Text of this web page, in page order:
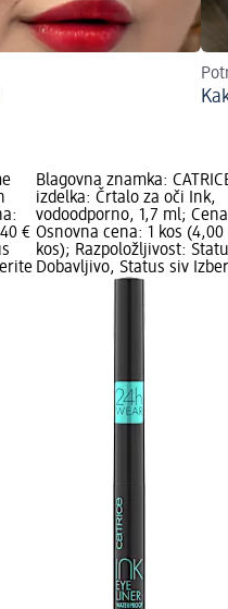
€
Blagovna znamka:
izdelka: Črtalo za oči Ink,
vodoodporno, 1,7 ml;
Osnovna cena: 1 kos (4,00
kos); Razpoložljivost:
Dobavljivo, Status siv